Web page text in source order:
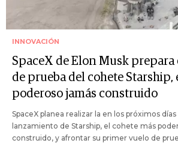
INNOVACIÓN
SpaceX de Elon Musk prepara
de prueba del cohete Starship,
poderoso jamás construido
SpaceX planea realizar la en los próximos
lanzamiento de Starship, el cohete más
construido, y afrontar su primer vuelo de